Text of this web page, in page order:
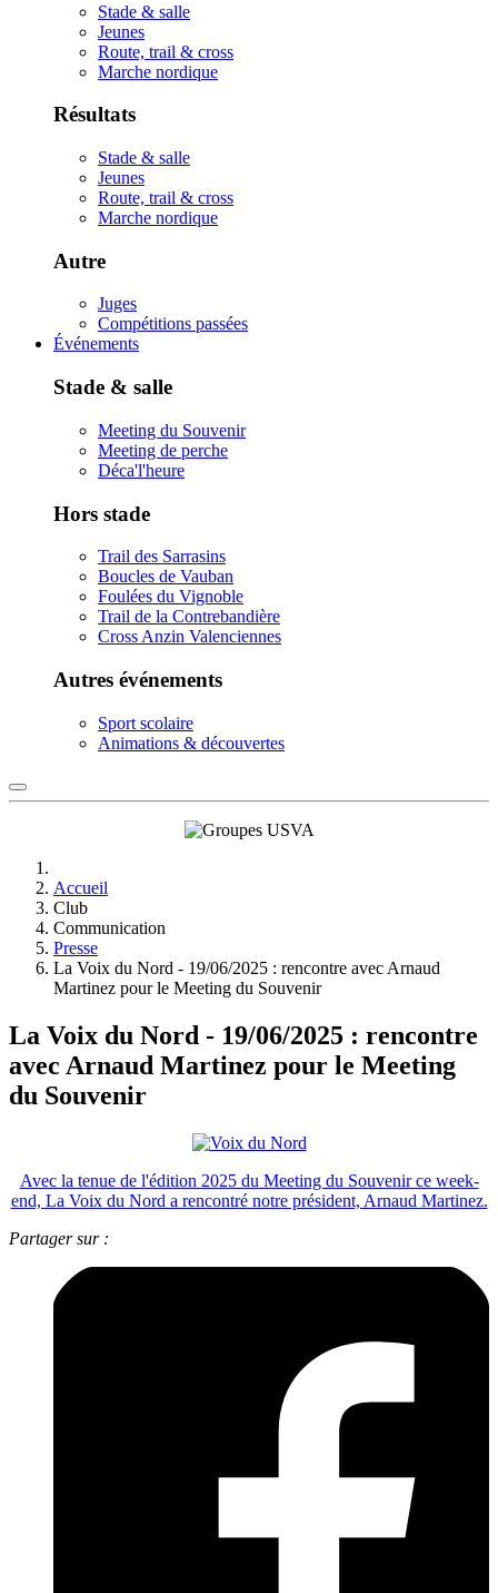
Stade & salle
Jeunes
Route, trail & cross
Marche nordique
Résultats
Stade & salle
Jeunes
Route, trail & cross
Marche nordique
Autre
Juges
Compétitions passées
Événements
Stade & salle
Meeting du Souvenir
Meeting de perche
Déca'l'heure
Hors stade
Trail des Sarrasins
Boucles de Vauban
Foulées du Vignoble
Trail de la Contrebandière
Cross Anzin Valenciennes
Autres événements
Sport scolaire
Animations & découvertes
Accueil
Club
Communication
Presse
La Voix du Nord - 19/06/2025 : rencontre avec Arnaud
Martinez pour le Meeting du Souvenir
La Voix du Nord - 19/06/2025 : rencontre
avec Arnaud Martinez pour le Meeting
du Souvenir
Avec la tenue de l'édition 2025 du Meeting du Souvenir ce week-
end, La Voix du Nord a rencontré notre président, Arnaud Martinez.
Partager sur :